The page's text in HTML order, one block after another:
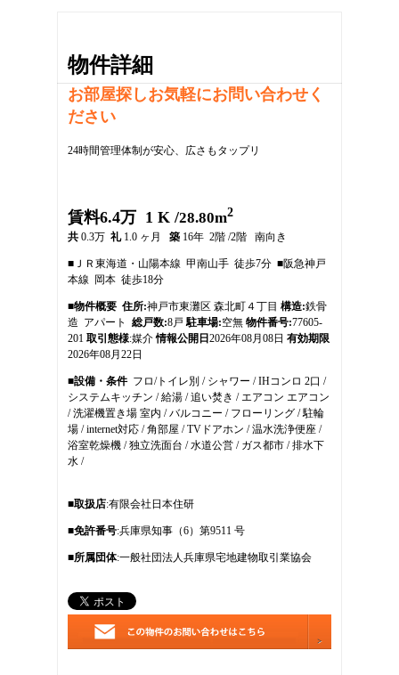
物件詳細
お部屋探しお気軽にお問い合わせく
ださい
24時間管理体制が安心、広さもタップリ
4
6
7
8
11
12
13
14
15
21
賃料6.4万 1 K /28.80m2
共 0.3万 礼1.0 ヶ月 築 16年 2階 /2階 南向き
■ＪＲ東海道・山陽本線 甲南山手 徒歩7分 ■阪急神戸
本線 岡本 徒歩18分
■物件概要 住所:神戸市東灘区 森北町４丁目 構造:鉄骨
造 アパート 総戸数:8戸 駐車場:空無 物件番号:77605-
201 取引態様:媒介情報公開日2026年08月08日 有効期限
2026年08月22日
■設備・条件フロ/トイレ別 / シャワー / IHコンロ 2口 /
システムキッチン / 給湯 / 追い焚き / エアコン エアコン
/ 洗濯機置き場 室内 / バルコニー / フローリング / 駐輪
場 / internet対応 / 角部屋 / TVドアホン / 温水洗浄便座 /
浴室乾燥機 / 独立洗面台 / 水道公営 / ガス都市 / 排水下
水 /
■取扱店:有限会社日本住研
■免許番号:兵庫県知事（6）第9511 号
■所属団体:一般社団法人兵庫県宅地建物取引業協会